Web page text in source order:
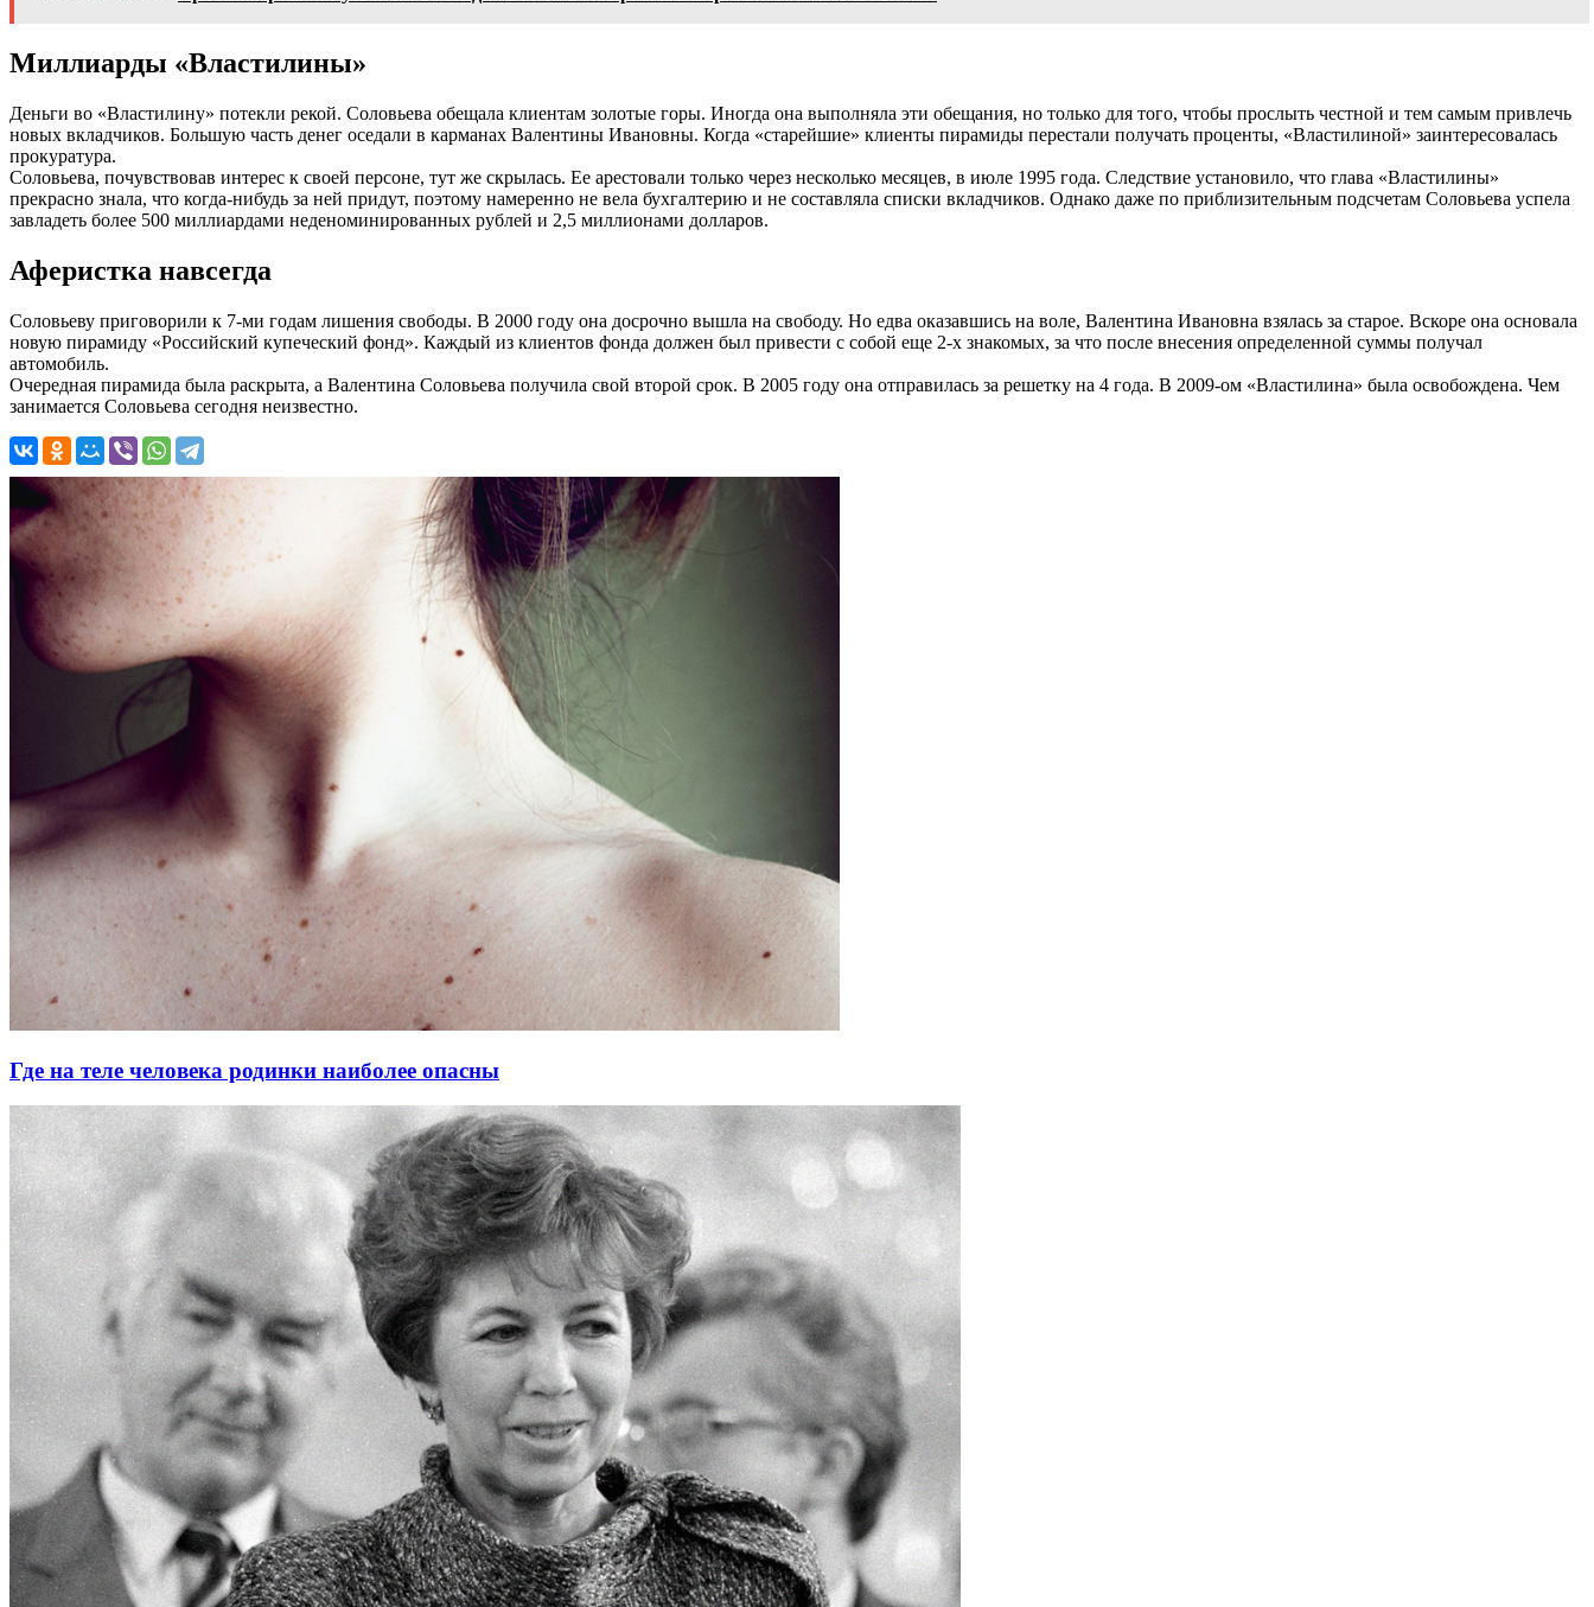
Миллиарды «Властилины»
Деньги во «Властилину» потекли рекой. Соловьева обещала клиентам золотые горы. Иногда она выполняла эти обещания, но только для того, чтобы прослыть честной и тем самым привлечь
новых вкладчиков. Большую часть денег оседали в карманах Валентины Ивановны. Когда «старейшие» клиенты пирамиды перестали получать проценты, «Властилиной» заинтересовалась
прокуратура.
Соловьева, почувствовав интерес к своей персоне, тут же скрылась. Ее арестовали только через несколько месяцев, в июле 1995 года. Следствие установило, что глава «Властилины»
прекрасно знала, что когда-нибудь за ней придут, поэтому намеренно не вела бухгалтерию и не составляла списки вкладчиков. Однако даже по приблизительным подсчетам Соловьева успела
завладеть более 500 миллиардами неденоминированных рублей и 2,5 миллионами долларов.
Аферистка навсегда
Соловьеву приговорили к 7-ми годам лишения свободы. В 2000 году она досрочно вышла на свободу. Но едва оказавшись на воле, Валентина Ивановна взялась за старое. Вскоре она основала
новую пирамиду «Российский купеческий фонд». Каждый из клиентов фонда должен был привести с собой еще 2-х знакомых, за что после внесения определенной суммы получал
автомобиль.
Очередная пирамида была раскрыта, а Валентина Соловьева получила свой второй срок. В 2005 году она отправилась за решетку на 4 года. В 2009-ом «Властилина» была освобождена. Чем
занимается Соловьева сегодня неизвестно.
Где на теле человека родинки наиболее опасны